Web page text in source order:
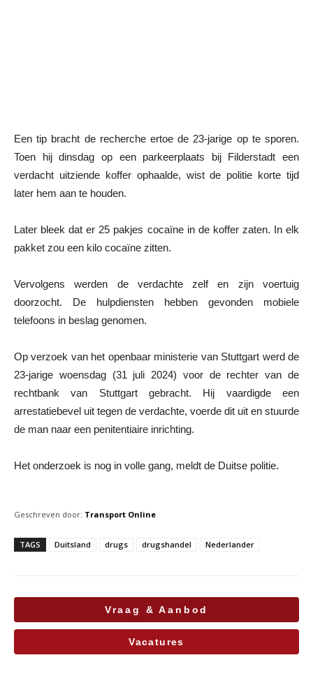
Een tip bracht de recherche ertoe de 23-jarige op te sporen.
Toen hij dinsdag op een parkeerplaats bij Filderstadt een
verdacht uitziende koffer ophaalde, wist de politie korte tijd
later hem aan te houden.
Later bleek dat er 25 pakjes cocaïne in de koffer zaten. In elk
pakket zou een kilo cocaïne zitten.
Vervolgens werden de verdachte zelf en zijn voertuig
doorzocht. De hulpdiensten hebben gevonden mobiele
telefoons in beslag genomen.
Op verzoek van het openbaar ministerie van Stuttgart werd de
23-jarige woensdag (31 juli 2024) voor de rechter van de
rechtbank van Stuttgart gebracht. Hij vaardigde een
arrestatiebevel uit tegen de verdachte, voerde dit uit en stuurde
de man naar een penitentiaire inrichting.
Het onderzoek is nog in volle gang, meldt de Duitse politie.
Geschreven door: Transport Online
TAGS Duitsland drugs drugshandel Nederlander
Vraag & Aanbod
Vacatures